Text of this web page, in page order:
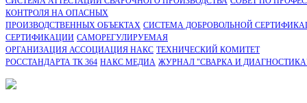
КОНТРОЛЯ НА ОПАСНЫХ
ПРОИЗВОДСТВЕННЫХ ОБЪЕКТАХ СИСТЕМА ДОБРОВОЛЬНОЙ
CЕРТИФИКАЦИИ САМОРЕГУЛИРУЕМАЯ
ОРГАНИЗАЦИЯ АССОЦИАЦИЯ НАКС ТЕХНИЧЕСКИЙ КОМИТЕТ
РОССТАНДАРТА ТК 364 НАКС МЕДИА ЖУРНАЛ "СВАРКА И